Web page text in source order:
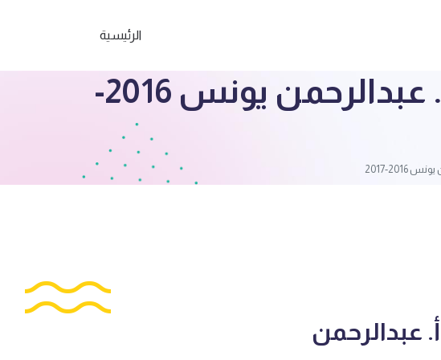
الرئيسية
الصف الثامن امتحان تجريبي لغة عربية أ. عبدالرحمن يونس 2016-
2017
عبدالرحمن